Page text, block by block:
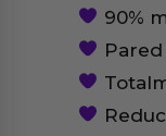
90%